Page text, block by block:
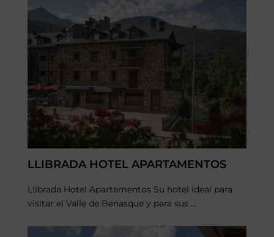
LLIBRADA HOTEL APARTAMENTOS
Llibrada Hotel Apartamentos Su hotel ideal para
visitar el Valle de Benasque y para sus ...